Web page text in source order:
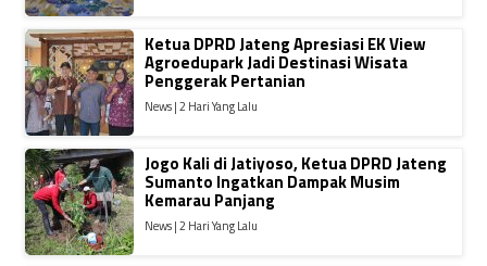
Ketua DPRD Jateng Apresiasi EK View
Agroedupark Jadi Destinasi Wisata
Penggerak Pertanian
News | 2 Hari Yang Lalu
Jogo Kali di Jatiyoso, Ketua DPRD Jateng
Sumanto Ingatkan Dampak Musim
Kemarau Panjang
News | 2 Hari Yang Lalu